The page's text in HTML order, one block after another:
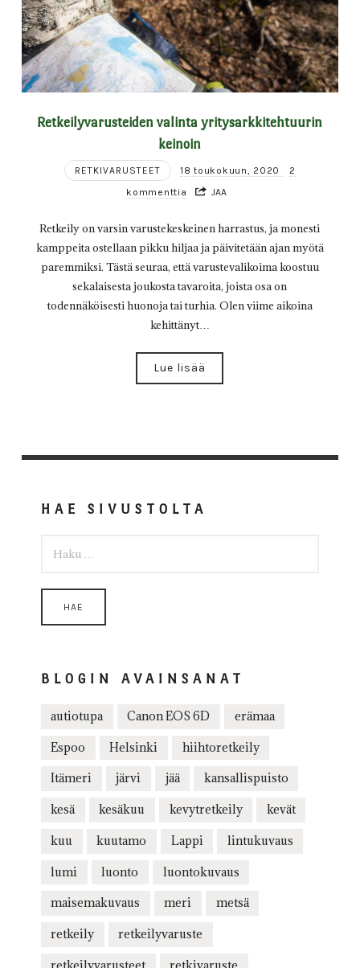
Retkeilyvarusteiden valinta yritysarkkitehtuurin
keinoin
RETKIVARUSTEET 18 toukokuun, 2020
2
kommenttia
JAA
Retkeily on varsin varustekeskeinen harrastus, ja monesti
kamppeita ostellaan pikku hiljaa ja päivitetään ajan myötä
paremmiksi. Tästä seuraa, että varustevalikoima koostuu
sekalaisesta joukosta tavaroita, joista osa on
todennäköisesti huonoja tai turhia. Olen viime aikoina
kehittänyt…
Lue lisää
HAE SIVUSTOLTA
BLOGIN AVAINSANAT
autiotupa Canon EOS 6D erämaa
Espoo Helsinki hiihtoretkeily
Itämeri järvi jää kansallispuisto
kesä kesäkuu kevytretkeily kevät
kuu kuutamo Lappi lintukuvaus
lumi luonto luontokuvaus
maisemakuvaus meri metsä
retkeily retkeilyvaruste